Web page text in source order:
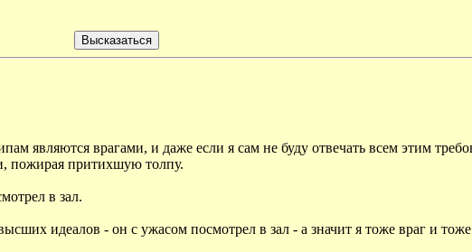
являются врагами, и даже если я сам не буду отвечать всем этим
пожирая притихшую толпу.
в зал.
идеалов - он с ужасом посмотрел в зал - а значит я тоже враг и